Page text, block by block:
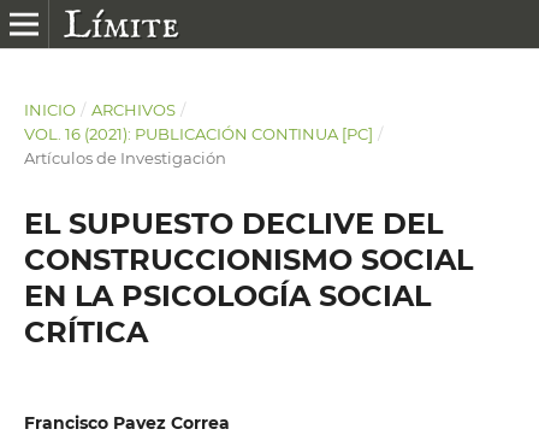
INICIO / ARCHIVOS /
VOL. 16 (2021): PUBLICACIÓN CONTINUA [PC] /
Artículos de Investigación
EL SUPUESTO DECLIVE DEL
CONSTRUCCIONISMO SOCIAL
EN LA PSICOLOGÍA SOCIAL
CRÍTICA
Francisco Pavez Correa